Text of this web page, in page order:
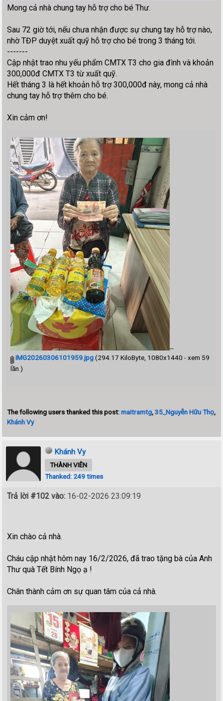
Mong cả nhà chung tay hỗ trợ cho bé Thư.
Sau 72 giờ tới, nếu chưa nhận được sự chung tay hỗ trợ nào,
nhờ TĐP duyệt xuất quỹ hỗ trợ cho bé trong 3 tháng tới.
-------
Cập nhật trao nhu yếu phẩm CMTX T3 cho gia đình và khoản
300,000đ CMTX T3 từ xuất quỹ.
Hết tháng 3 là hết khoản hỗ trợ 300,000đ này, mong cả nhà
chung tay hỗ trợ thêm cho bé.
Xin cảm ơn!
--
IMG20260306101959.jpg(294.17 KiloByte, 1080x1440 - xem 59
lần.)
The following users thanked this post:maitramtg,35_Nguyễn Hữu Thọ,
Khánh Vy
Khánh Vy
THÀNH VIÊN
Thanked: 249 times
Trả lời #102 vào: 16-02-2026 23:09:19
Xin chào cả nhà.
Cháu cập nhật hôm nay 16/2/2026, đã trao tặng bà của Anh
Thư quà Tết Bính Ngọ ạ !
Chân thành cảm ơn sự quan tâm của cả nhà.